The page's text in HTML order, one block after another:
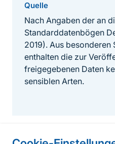
Quelle
Nach Angaben der an
Standarddatenbögen
2019). Aus besonderen
enthalten die zur
freigegebenen Daten
sensiblen Arten.